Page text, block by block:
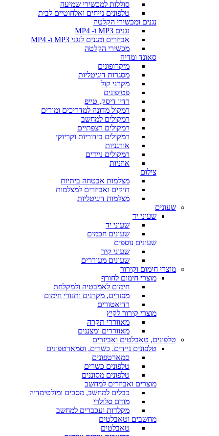
סוללות למכשירי שמיעה
טלפונים נייחים ואלחוטיים לבית
נגנים ומכשירי הקלטה
נגנים MP3 ו- MP4
אביזרים ומגנים לנגני MP3 ו- MP4
מכשירי הקלטה
סאונד ומדיה
מיקרופונים
מסגרות דיגיטליות
מקרני קול
פטיפונים
רדיו דיסק, טייפ
רמקול מדונה למדריכים ומורים
רמקולים למחשב
רמקולים רצפתיים
רמקולים בידוריות וקריוקי
אורגניות
רמקולים ניידים
אוזניות
צילום
מצלמות אבטחה ביתיות
תיקים ואביזרים למצלמות
מצלמות דיגיטליות
שעונים
שעוני יד
שעוני יד
שעונים חכמים
שעונים נוספים
שעוני קיר
שעונים מעוררים
מוצרי חימום וקירור
מוצרי חימום לחורף
חימום לאמבטיה ולמקלחת
מפזרים, מקרנים ותנורי חימום
רדיאטורים
מוצרי קירור לקיץ
מאווררי תקרה
מאווררים ומצננים
טלפונים, טאבלטים ואביזרים
טלפונים ניידים, כשרים, וסמארטפונים
סמארטפונים
טלפונים כשרים
טלפונים מסוננים
מוצרים ואביזרים למחשב
כבלים למחשב, מסכים ומולטימדיה
מודם סלולרי
מקלדות ועכברים למחשב
מחשבים וטאבלטים
טאבלטים